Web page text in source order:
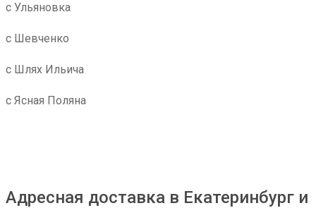
с Ульяновка
с Шевченко
с Шлях Ильича
с Ясная Поляна
Адресная доставка в Екатеринбург и